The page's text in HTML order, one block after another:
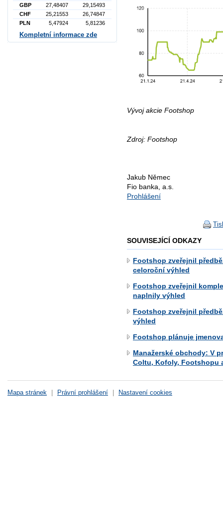
Vývoj akcie Footshop
Zdroj: Footshop
Jakub Němec
Fio banka, a.s.
Prohlášení
SOUVISEJÍCÍ ODKAZY
Footshop zveřejnil
celoroční výhled
Footshop zveřejnil
naplnily výhled
Footshop zveřejnil
výhled
Footshop plánuje
Manažerské obchody: V
Coltu, Kofoly, Footshopu
GBP
27,48407
29,15493
CHF
25,21553
26,74847
PLN
5,47924 5,81236
Kompletní informace zde
Mapa stránek | Právní prohlášení | Nastavení cookies